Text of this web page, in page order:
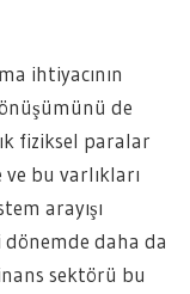
ihtiyacının
de
fiziksel paralar
bu varlıkları
arayışı
daha da
sektörü bu